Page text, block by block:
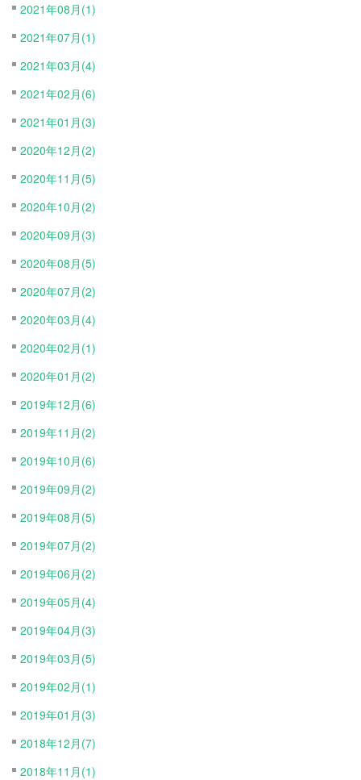
2021年08月(1)
2021年07月(1)
2021年03月(4)
2021年02月(6)
2021年01月(3)
2020年12月(2)
2020年11月(5)
2020年10月(2)
2020年09月(3)
2020年08月(5)
2020年07月(2)
2020年03月(4)
2020年02月(1)
2020年01月(2)
2019年12月(6)
2019年11月(2)
2019年10月(6)
2019年09月(2)
2019年08月(5)
2019年07月(2)
2019年06月(2)
2019年05月(4)
2019年04月(3)
2019年03月(5)
2019年02月(1)
2019年01月(3)
2018年12月(7)
2018年11月(1)